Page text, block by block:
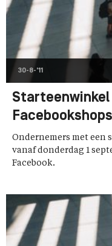
30-8-'11
Facebookshops
Ondernemers met
vanaf donderdag 1
Facebook.